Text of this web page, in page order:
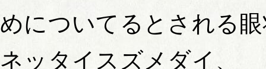
めについてるとされる
ネッタイスズメダイ、